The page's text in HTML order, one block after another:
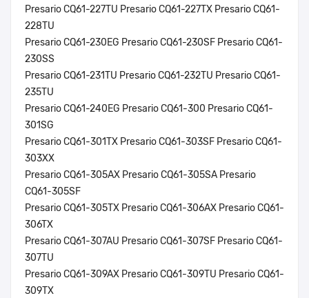
Presario CQ61-227TU Presario CQ61-227TX Presario CQ61-
228TU
Presario CQ61-230EG Presario CQ61-230SF Presario CQ61-
230SS
Presario CQ61-231TU Presario CQ61-232TU Presario CQ61-
235TU
Presario CQ61-240EG Presario CQ61-300 Presario CQ61-
301SG
Presario CQ61-301TX Presario CQ61-303SF Presario CQ61-
303XX
Presario CQ61-305AX Presario CQ61-305SA Presario
CQ61-305SF
Presario CQ61-305TX Presario CQ61-306AX Presario CQ61-
306TX
Presario CQ61-307AU Presario CQ61-307SF Presario CQ61-
307TU
Presario CQ61-309AX Presario CQ61-309TU Presario CQ61-
309TX